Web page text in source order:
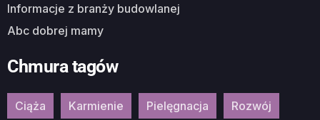
Informacje z branży budowlanej
Abc dobrej mamy
Chmura tagów
Ciąża Karmienie Pielęgnacja Rozwój